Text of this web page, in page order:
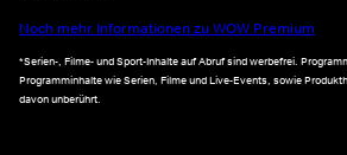
Noch mehr Informationen zu WOW Premium
*Serien-, Filme- und Sport-Inhalte auf Abruf sind werbefrei.
Programminhalte wie Serien, Filme und Live-Events, sowie
davon unberührt.